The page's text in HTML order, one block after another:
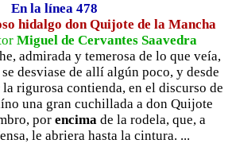
En la línea 478
hidalgo don Quijote de la Mancha
Miguel de Cervantes Saavedra
admirada y temerosa de lo que veía,
desviase de allí algún poco, y desde
rigurosa contienda, en el discurso de
una gran cuchillada a don Quijote
por encimade la rodela, que, a
le abriera hasta la cintura. ...